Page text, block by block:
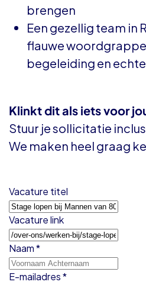
brengen
Een gezellig team in
flauwe
begeleiding en
Klinkt dit als iets voor
Stuur je sollicitatie
We maken heel graag
Vacature titel
Vacature link
Naam*
E-mailadres*